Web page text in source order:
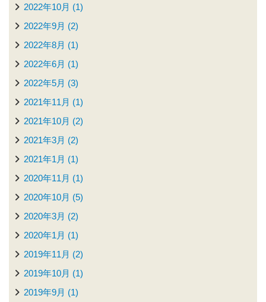
2022年10月 (1)
2022年9月 (2)
2022年8月 (1)
2022年6月 (1)
2022年5月 (3)
2021年11月 (1)
2021年10月 (2)
2021年3月 (2)
2021年1月 (1)
2020年11月 (1)
2020年10月 (5)
2020年3月 (2)
2020年1月 (1)
2019年11月 (2)
2019年10月 (1)
2019年9月 (1)